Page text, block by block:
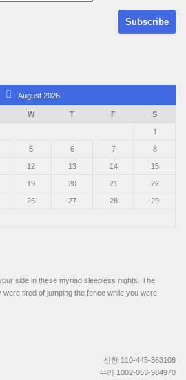
August 2026
W T F S
1
5 6 7 8
12 13 14 15
19 20 21 22
26 27 28 29
side in these myriad sleepless nights. The
tired of jumping the fence while you were
신한 110-445-363108
우리 1002-053-984970